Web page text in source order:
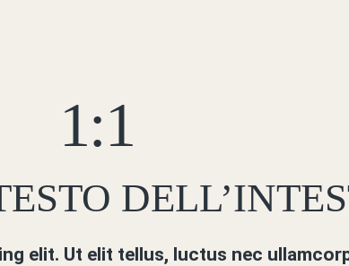
1:1
elit. Ut elit tellus, luctus nec